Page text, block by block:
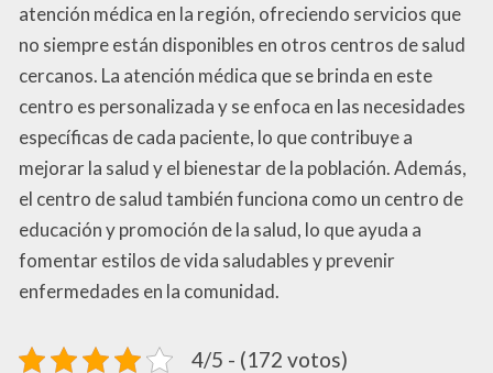
atención médica en la región, ofreciendo servicios que
no siempre están disponibles en otros centros de salud
cercanos. La atención médica que se brinda en este
centro es personalizada y se enfoca en las necesidades
específicas de cada paciente, lo que contribuye a
mejorar la salud y el bienestar de la población. Además,
el centro de salud también funciona como un centro de
educación y promoción de la salud, lo que ayuda a
fomentar estilos de vida saludables y prevenir
enfermedades en la comunidad.
4/5 - (172 votos)